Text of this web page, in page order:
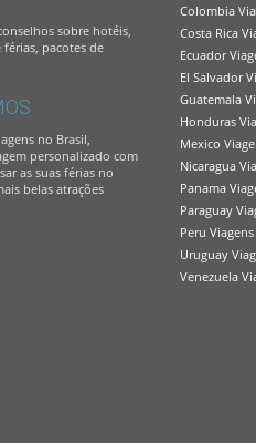
sobre hotéis,
pacotes de
no Brasil,
personalizado com
as suas férias no
belas atrações
Colombia
Costa Rica
Ecuador
El Salvador
Guatemala
Honduras
Mexico
Nicaragua
Panama
Paraguay
Peru
Uruguay
Venezuela